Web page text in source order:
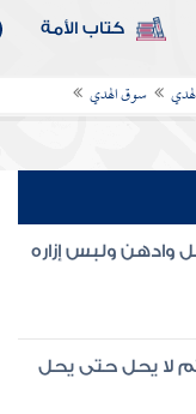
كتاب الأمة
سوق الهدي
وادهن ولبس إزاره
لا يحل حتى يحل